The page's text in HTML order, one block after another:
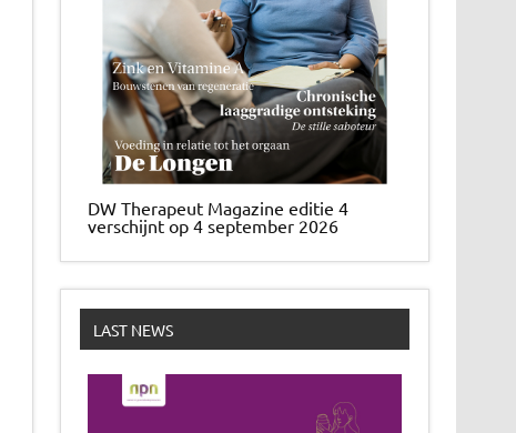
DW Therapeut Magazine editie 4
verschijnt op 4 september 2026
LAST NEWS